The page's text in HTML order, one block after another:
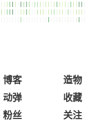
博客
造物
动弹
收藏
粉丝 关注